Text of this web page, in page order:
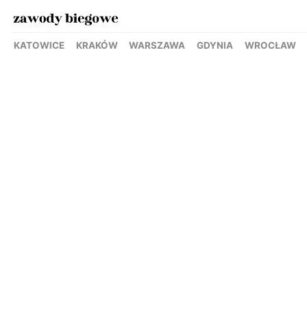
KATOWICE KRAKÓW WARSZAWA GDYNIA WROCŁAW